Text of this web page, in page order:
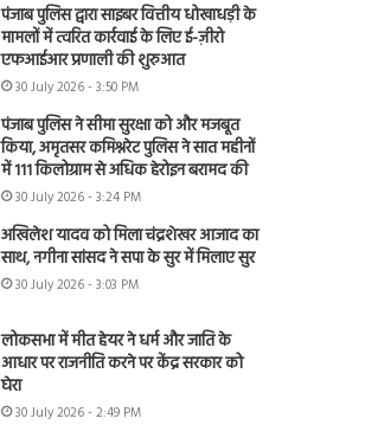
पंजाब पुलिस द्वारा साइबर वित्तीय धोखाधड़ी के
मामलों में त्वरित कार्रवाई के लिए ई-ज़ीरो
एफआईआर प्रणाली की शुरुआत
30 July 2026 - 3:50 PM
पंजाब पुलिस ने सीमा सुरक्षा को और मजबूत
किया, अमृतसर कमिश्नरेट पुलिस ने सात महीनों
में 111 किलोग्राम से अधिक हेरोइन बरामद की
30 July 2026 - 3:24 PM
अखिलेश यादव को मिला चंद्रशेखर आजाद का
साथ, नगीना सांसद ने सपा के सुर में मिलाए सुर
30 July 2026 - 3:03 PM
लोकसभा में मीत हेयर ने धर्म और जाति के
आधार पर राजनीति करने पर केंद्र सरकार को
घेरा
30 July 2026 - 2:49 PM